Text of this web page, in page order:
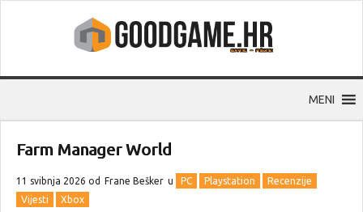
MENI
Farm Manager World
11 svibnja 2026 od Frane Bešker u PC Playstation
Recenzije
Vijesti
Xbox